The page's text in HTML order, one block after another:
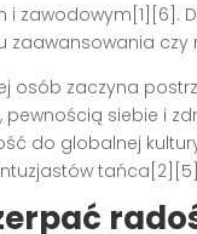
i zawodowym[1][6].
zaawansowania czy
osób zaczyna
pewnością siebie i
do globalnej